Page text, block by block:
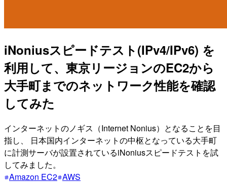
iNoniusスピードテスト(IPv4/IPv6) を
利用して、東京リージョンのEC2から
大手町までのネットワーク性能を確認
してみた
インターネットのノギス（Internet Nonius）となることを目
指し、 日本国内インターネットの中枢となっている大手町
に計測サーバが設置されているiNoniusスピードテストを試
してみました。
Amazon EC2 AWS